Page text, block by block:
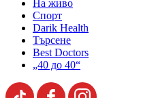
На живо
Спорт
Darik Health
Търсене
Best Doctors
„40 до 40“